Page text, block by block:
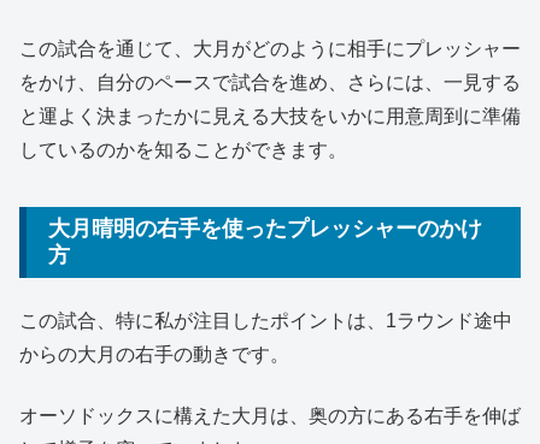
この試合を通じて、大月がどのように相手にプレッシャー
をかけ、自分のペースで試合を進め、さらには、一見する
と運よく決まったかに見える大技をいかに用意周到に準備
しているのかを知ることができます。
大月晴明の右手を使ったプレッシャーのかけ
方
この試合、特に私が注目したポイントは、1ラウンド途中
からの大月の右手の動きです。
オーソドックスに構えた大月は、奥の方にある右手を伸ば